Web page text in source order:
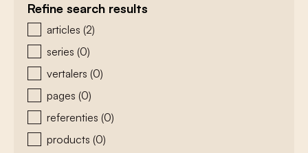
Refine search results
zoeken - type
articles (2)
series (0)
vertalers (0)
pages (0)
referenties (0)
products (0)